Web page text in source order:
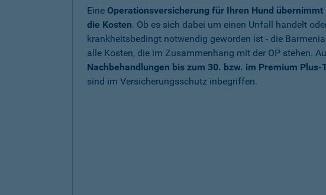
Eine Operationsversicherung für Ihren Hund
die Kosten. Ob es sich dabei um einen Unfall handelt
krankheitsbedingt notwendig geworden ist - die
alle Kosten, die im Zusammenhang mit der OP stehen.
Nachbehandlungen bis zum 30. bzw. im Premium
sind im Versicherungsschutz inbegriffen.